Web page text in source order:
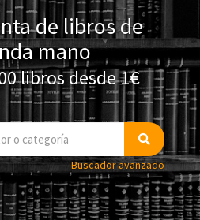
de libros de
mano
libros desde 1€
Buscador avanzado